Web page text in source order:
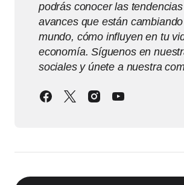
podrás conocer las
avances que están
mundo, cómo influyen en tu
economía. Síguenos en
sociales y únete a nuestra